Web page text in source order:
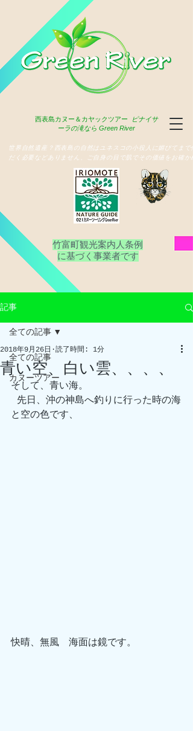
西表島カヌー＆カヤックツアー
ピナイサ
ーラの滝なら Green River
竹富町観光案内人条例
​に基づく事業者です
世界自然遺産？西表島の自然はユネスコの小役人に媚びてまで
だく必要などありません、ご自身の目で肌でその価値をお確か
記事
全ての記事
カヌーツアー
全ての記事
青い空、白い雲、、、、
2018年9月26日 読了時間: 1分
そして、青い海。
と空の色です、
快晴、無風　海面は鏡です。